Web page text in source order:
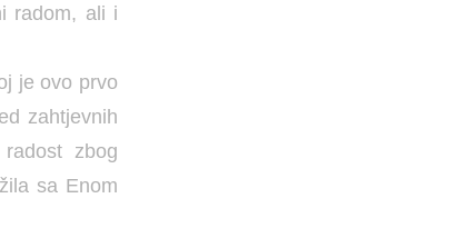
radom, ali i
je ovo prvo
zahtjevnih
zbog
sa Enom